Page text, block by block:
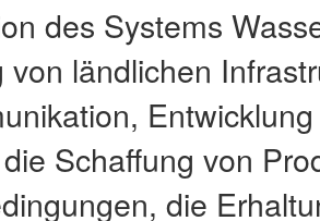
des Systems
von ländlichen
Schaffung von
die